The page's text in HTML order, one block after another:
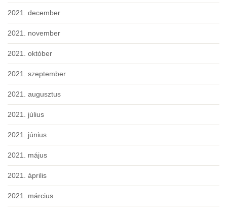
2021. december
2021. november
2021. október
2021. szeptember
2021. augusztus
2021. július
2021. június
2021. május
2021. április
2021. március